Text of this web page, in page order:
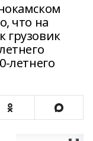
что на
грузовик
летнего